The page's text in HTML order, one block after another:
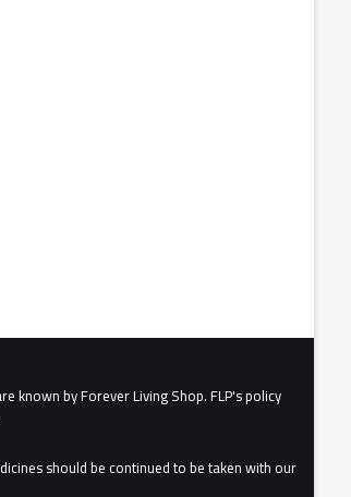
known by Forever Living Shop. FLP's policy
should be continued to be taken with our